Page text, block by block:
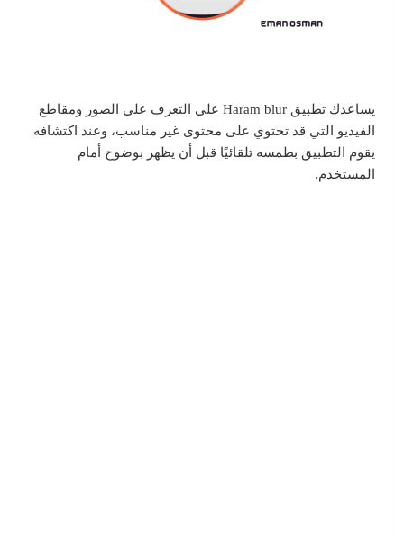
يساعدك تطبيق Haram blur على التعرف على الصور ومقاطع
الفيديو التي قد تحتوي على محتوى غير مناسب، وعند اكتشافه
يقوم التطبيق بطمسه تلقائيًا قبل أن يظهر بوضوح أمام
المستخدم.